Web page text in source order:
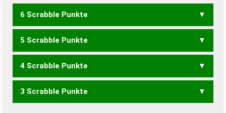
6 Scrabble Punkte
TRITTE
5 Scrabble Punkte
TITER TITTE TRITT
4 Scrabble Punkte
REIT RETT RIET RITE
3 Scrabble Punkte